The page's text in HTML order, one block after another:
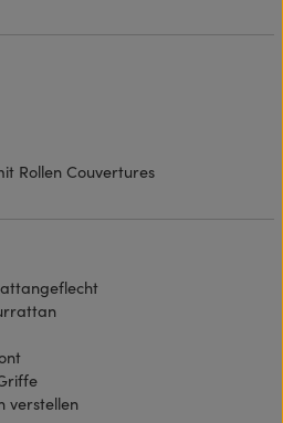
Rollen Couvertures
verstellen